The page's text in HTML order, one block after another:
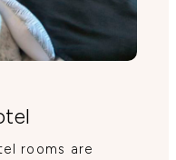
rooms are